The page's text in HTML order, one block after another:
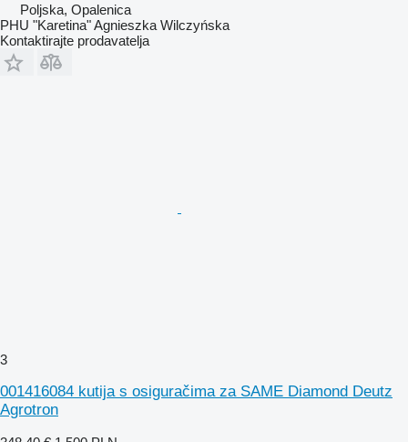
Poljska, Opalenica
PHU "Karetina" Agnieszka Wilczyńska
Kontaktirajte prodavatelja
3
001416084 kutija s osiguračima za SAME Diamond Deutz
Agrotron